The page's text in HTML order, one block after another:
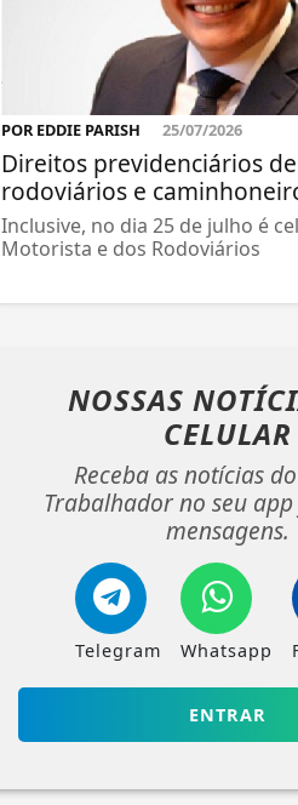
POR EDDIE PARISH 25/07/2026
Direitos previdenciários
rodoviários e
Inclusive, no dia 25 de julho é
Motorista e dos Rodoviários
NOSSAS
CELULAR
Receba as notícias
Trabalhador no seu
mensagens.
Telegram Whatsapp
ENTRAR